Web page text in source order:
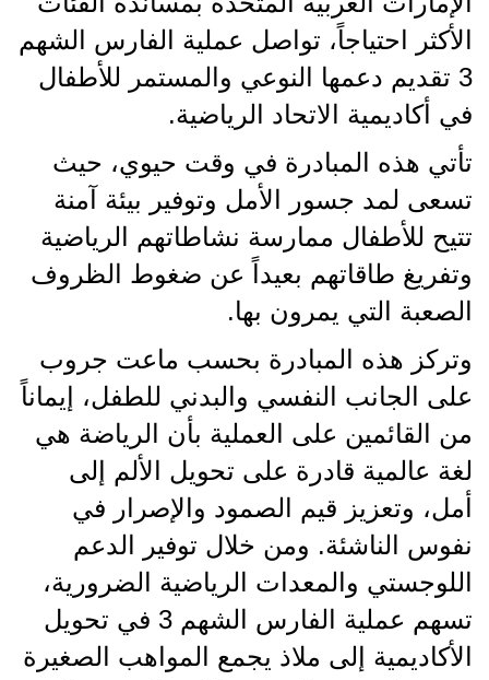
الأكثر احتياجاً، تواصل عملية الفارس الشهم
3 تقديم دعمها النوعي والمستمر للأطفال
في أكاديمية الاتحاد الرياضية.
تأتي هذه المبادرة في وقت حيوي، حيث
تسعى لمد جسور الأمل وتوفير بيئة آمنة
تتيح للأطفال ممارسة نشاطاتهم الرياضية
وتفريغ طاقاتهم بعيداً عن ضغوط الظروف
الصعبة التي يمرون بها.
وتركز هذه المبادرة بحسب ماعت جروب
على الجانب النفسي والبدني للطفل، إيماناً
من القائمين على العملية بأن الرياضة هي
لغة عالمية قادرة على تحويل الألم إلى
أمل، وتعزيز قيم الصمود والإصرار في
نفوس الناشئة. ومن خلال توفير الدعم
اللوجستي والمعدات الرياضية الضرورية،
تسهم عملية الفارس الشهم 3 في تحويل
الأكاديمية إلى ملاذ يجمع المواهب الصغيرة